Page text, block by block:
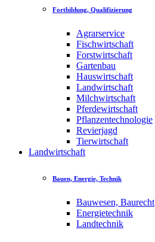
Fortbildung, Qualifizierung
Agrarservice
Fischwirtschaft
Forstwirtschaft
Gartenbau
Hauswirtschaft
Landwirtschaft
Milchwirtschaft
Pferdewirtschaft
Pflanzentechnologie
Revierjagd
Tierwirtschaft
Landwirtschaft
Bauen, Energie, Technik
Bauwesen, Baurecht
Energietechnik
Landtechnik